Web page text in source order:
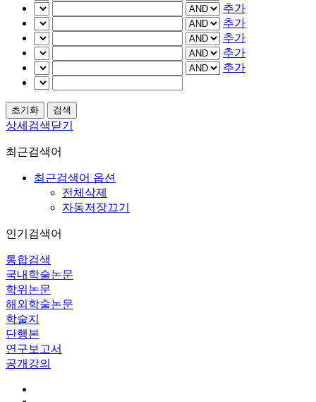
추가
추가
추가
추가
추가
상세검색닫기
최근검색어
최근검색어 옵션
전체삭제
자동저장끄기
인기검색어
통합검색
국내학술논문
학위논문
해외학술논문
학술지
단행본
연구보고서
공개강의